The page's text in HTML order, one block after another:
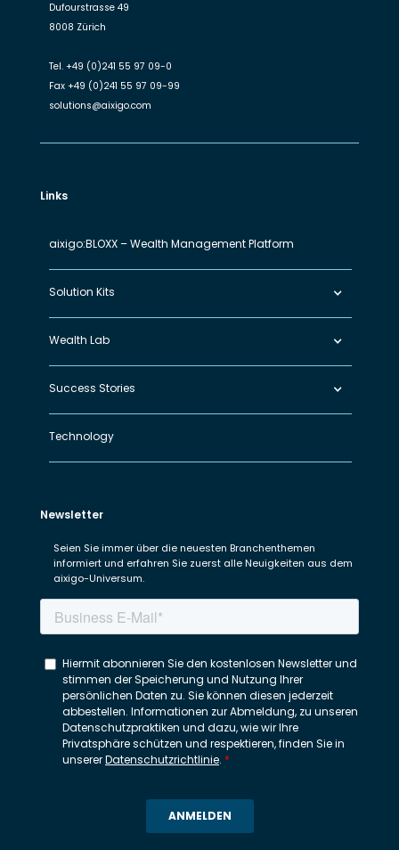
Dufourstrasse 49
8008 Zürich
Tel. +49 (0)241 55 97 09-0
Fax +49 (0)241 55 97 09-99
solutions@aixigo.com
Links
aixigo:BLOXX – Wealth Management Platform
Solution Kits
Wealth Lab
Success Stories
Technology
Newsletter
Seien Sie immer über die neuesten Branchenthemen
informiert und erfahren Sie zuerst alle Neuigkeiten aus dem
aixigo-Universum.